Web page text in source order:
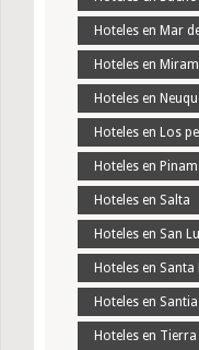
Hoteles en Mar
Hoteles en
Hoteles en
Hoteles en Los
Hoteles en
Hoteles en Salta
Hoteles en San
Hoteles en Santa
Hoteles en
Hoteles en